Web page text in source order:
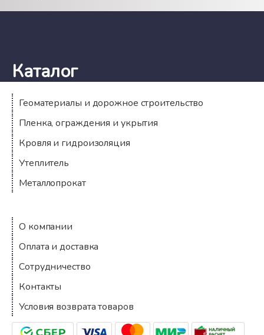
Каталог
Геоматериалы и дорожное строительство
Пленка, ограждения и укрытия
Кровля и гидроизоляция
Утеплитель
Металлопрокат
Компания
О компании
Оплата и доставка
Сотрудничество
Контакты
Условия возврата товаров